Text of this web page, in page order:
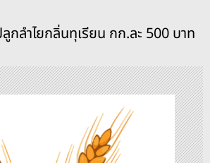
กลำไยกลิ่นทุเรียน กก.ละ 500 บาท